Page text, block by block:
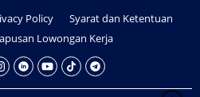
Policy
Syarat dan Ketentuan
Lowongan Kerja